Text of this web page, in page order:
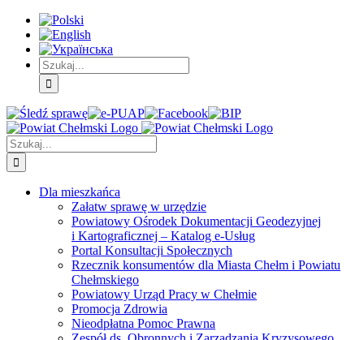
Skip
Treść
główna
Skip
Menu
główne
Skip
Menu
dodatkowe
Szukaj
Śledź
sprawę
E-
PUAP
Facebook BIP Instagram
Szukaj
Dla mieszkańca
Załatw sprawę w urzędzie
Powiatowy Ośrodek Dokumentacji Geodezyjnej
i Kartograficznej – Katalog e-Usług
Portal Konsultacji Społecznych
Rzecznik konsumentów dla Miasta Chełm i Powiatu
Chełmskiego
Powiatowy Urząd Pracy w Chełmie
Promocja Zdrowia
Nieodpłatna Pomoc Prawna